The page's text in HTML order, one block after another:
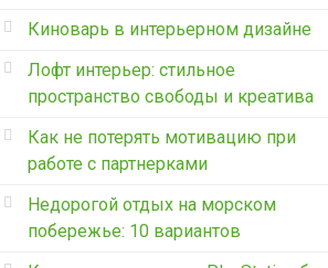
успех! Советы по целеполаганию,
Киноварь в интерьерном дизайне
Лофт интерьер: стильное
пространство свободы и креатива
Как не потерять мотивацию при
работе с партнерками
Недорогой отдых на морском
побережье: 10 вариантов